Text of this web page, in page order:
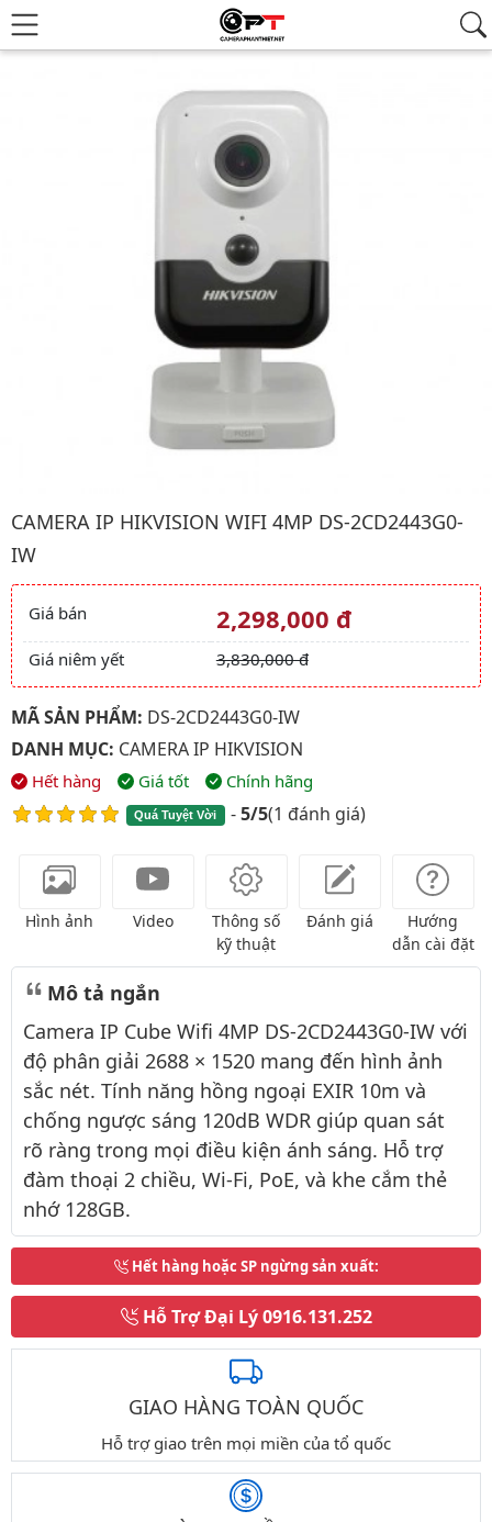
CAMERA IP HIKVISION WIFI 4MP DS-2CD2443G0-
IW
Giá và khuyến mãi
Giá bán 2,298,000 đ
Giá niêm yết 3,830,000 đ
MÃ SẢN PHẨM: DS-2CD2443G0-IW
DANH MỤC: CAMERA IP HIKVISION
Hết hàng Giá tốt Chính hãng
Quá Tuyệt Vời -5/5(1 đánh giá)
Hình ảnh Video
Thông số
kỹ thuật
Đánh giá
Hướng
dẫn cài đặt
Mô tả ngắn
Camera IP Cube Wifi 4MP DS-2CD2443G0-IW với
độ phân giải 2688 × 1520 mang đến hình ảnh
sắc nét. Tính năng hồng ngoại EXIR 10m và
chống ngược sáng 120dB WDR giúp quan sát
rõ ràng trong mọi điều kiện ánh sáng. Hỗ trợ
đàm thoại 2 chiều, Wi-Fi, PoE, và khe cắm thẻ
nhớ 128GB.
Hết hàng hoặc SP ngừng sản xuất:
Hỗ Trợ Đại Lý0916.131.252
GIAO HÀNG TOÀN QUỐC
Hỗ trợ giao trên mọi miền của tổ quốc